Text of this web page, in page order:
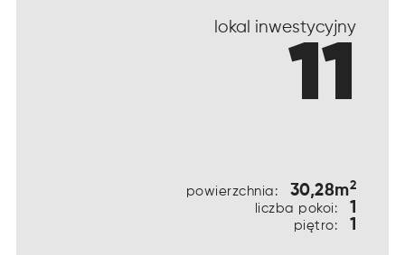
lokal inwestycyjny
11
powierzchnia: 30,28m2
liczba pokoi: 1
piętro: 1